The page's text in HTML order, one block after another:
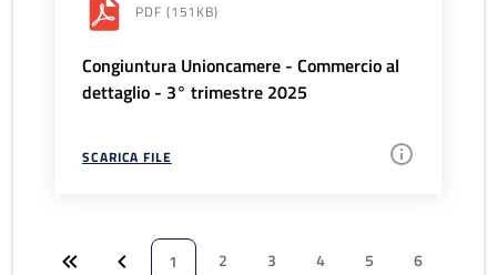
PDF (151KB)
Congiuntura Unioncamere - Commercio al
dettaglio - 3° trimestre 2025
SCARICA FILE
1 2 3 4 5
6